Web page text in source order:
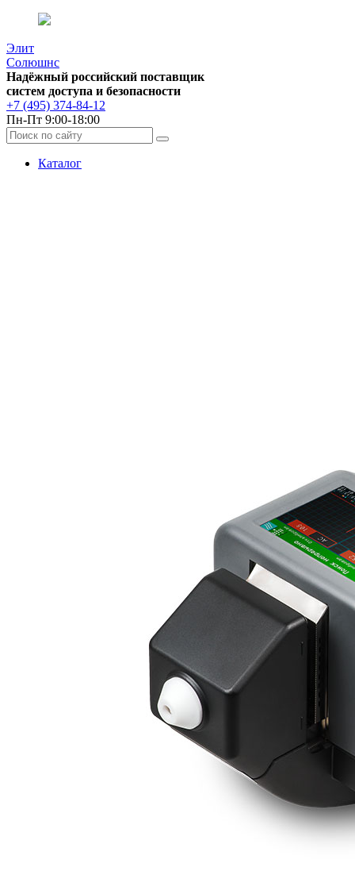
Элит
Солюшнс
Надёжный российский поставщик
систем доступа и безопасности
+7 (495) 374-84-12
Пн-Пт 9:00-18:00
Каталог